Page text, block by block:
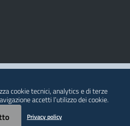
cookie tecnici, analytics e di terze
accetti l’utilizzo dei cookie.
Privacy policy